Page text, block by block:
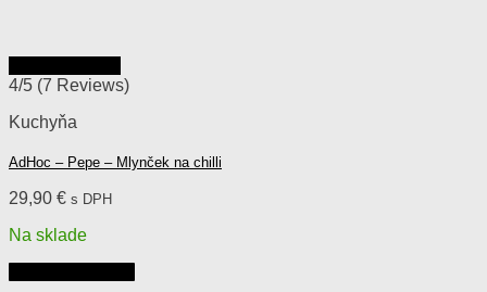
4/5 (7 Reviews)
Kuchyňa
AdHoc – Pepe – Mlynček na chilli
29,90 € s DPH
Na sklade